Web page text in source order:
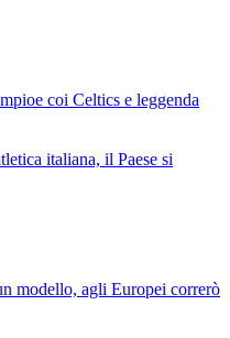
coi Celtics e leggenda
italiana, il Paese si
modello, agli Europei correrò